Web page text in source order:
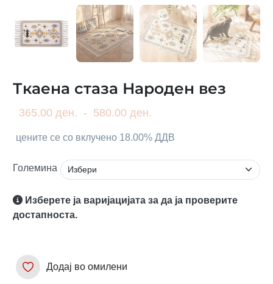
Ткаена стаза Народен вез
365.00 ден. - 580.00 ден.
цените се со вклучено 18.00% ДДВ
Големина
Изберете ја варијацијата за да ја проверите
достапноста.
Додај во омилени